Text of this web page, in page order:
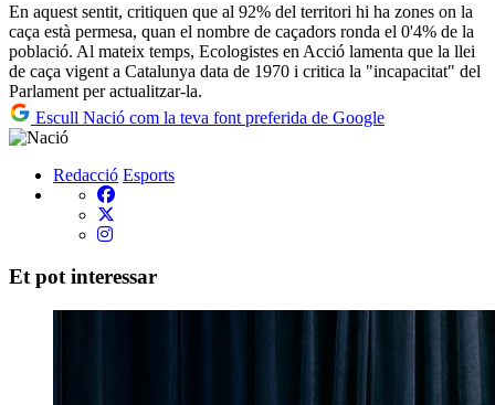
En aquest sentit, critiquen que al 92% del territori hi ha zones on la
caça està permesa, quan el nombre de caçadors ronda el 0'4% de la
població. Al mateix temps, Ecologistes en Acció lamenta que la llei
de caça vigent a Catalunya data de 1970 i critica la "incapacitat" del
Parlament per actualitzar-la.
Escull Nació com la teva font preferida de Google
Redacció Esports
Et pot interessar